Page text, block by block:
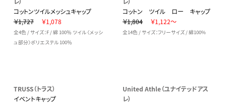
コットンツイルメッシュキャップ
￥1,727
￥1,078
全4色 / サイズ：F / 綿 100％ ツイル 〈メッシ
ュ部分〉ポリエステル 100％
コットン ツイル ロー キャップ
￥1,804
￥1,122～
全14色 / サイズ：フリーサイズ / 綿100%
TRUSS（トラス）
イベントキャップ
United Athle（ユナイテッドアス
レ）